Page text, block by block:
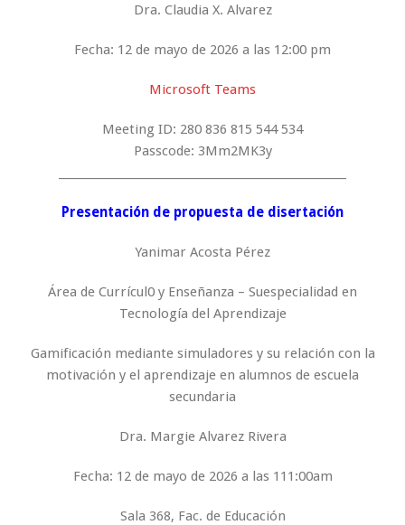
Dra. Claudia X. Alvarez
Fecha: 12 de mayo de 2026 a las 12:00 pm
Microsoft Teams
Meeting ID: 280 836 815 544 534
Passcode: 3Mm2MK3y
Presentación de propuesta de disertación
Yanimar Acosta Pérez
Área de Currícul0 y Enseñanza – Suespecialidad en
Tecnología del Aprendizaje
Gamificación mediante simuladores y su relación con la
motivación y el aprendizaje en alumnos de escuela
secundaria
Dra. Margie Alvarez Rivera
Fecha: 12 de mayo de 2026 a las 111:00am
Sala 368, Fac. de Educación